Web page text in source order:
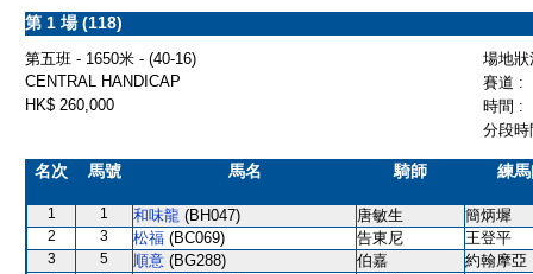
第 1 場 (118)
第五班 - 1650米 - (40-16)
場地
CENTRAL HANDICAP
賽道 :
HK$ 260,000
時間 :
分段
名次 馬號 馬名 騎師 練
1 1 和味龍 (BH047) 唐敏生 簡炳墀
2 3 松福 (BC069) 告東尼 王登平
3 5 順意 (BG288) 伯嘉 約翰摩亞